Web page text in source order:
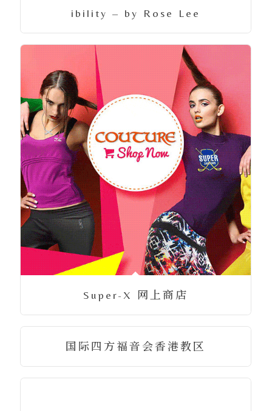
ibility – by Rose Lee
Super-X 网上商店
国际四方福音会香港教区